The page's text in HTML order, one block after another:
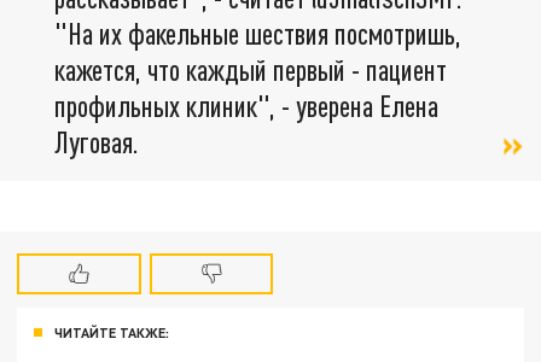
"На их факельные шествия посмотришь,
кажется, что каждый первый - пациент
профильных клиник", - уверена Елена
Луговая.
ЧИТАЙТЕ ТАКЖЕ: